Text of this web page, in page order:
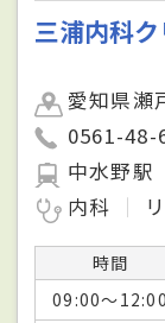
三浦内科
愛知県瀬
0561-48-
中水野駅
内科
時間
09:00～12:00